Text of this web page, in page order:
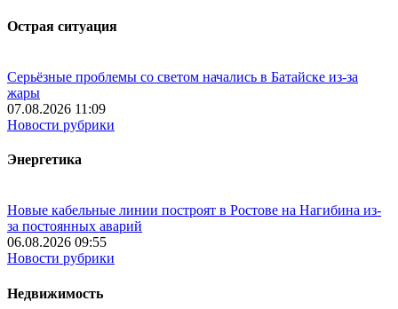
Острая ситуация
Серьёзные проблемы со светом начались в Батайске из-за
жары
07.08.2026 11:09
Новости рубрики
Энергетика
Новые кабельные линии построят в Ростове на Нагибина из-
за постоянных аварий
06.08.2026 09:55
Новости рубрики
Недвижимость